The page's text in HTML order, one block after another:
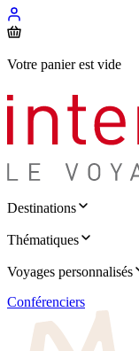
Votre panier est vide
Destinations
Thématiques
Voyages personnalisés
Conférenciers